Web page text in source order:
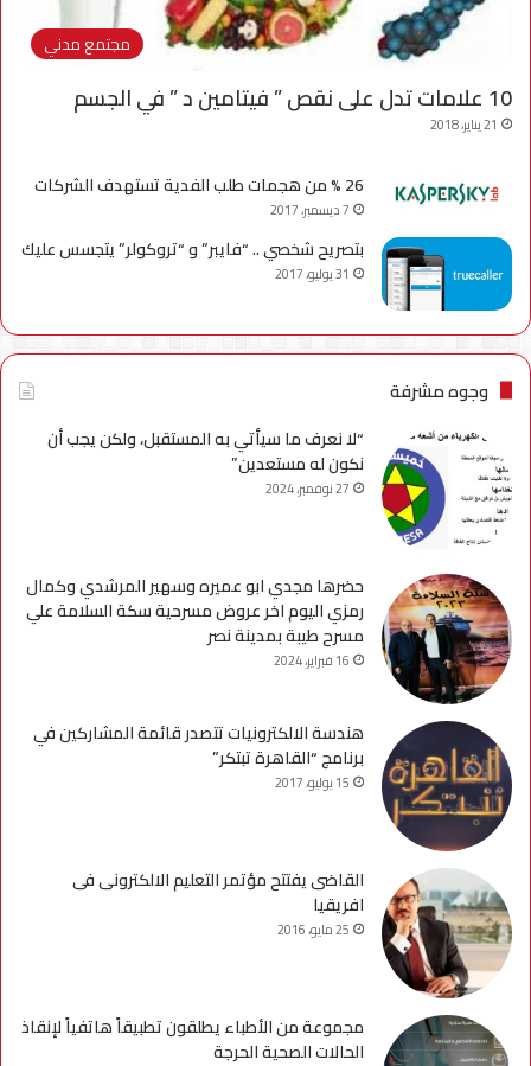
مجتمع مدني
10 علامات تدل على نقص ” فيتامين د ” في الجسم
21 يناير، 2018
26 % من هجمات طلب الفدية تستهدف الشركات
7 ديسمبر، 2017
بتصريح شخصي .. “فايبر” و “تروكولر” يتجسس عليك
31 يوليو، 2017
وجوه مشرفة
“لا نعرف ما سيأتي به المستقبل، ولكن يجب أن
نكون له مستعدين”
27 نوفمبر، 2024
حضرها مجدي ابو عميره وسهير المرشدي وكمال
رمزي اليوم اخر عروض مسرحية سكة السلامة علي
مسرح طيبة بمدينة نصر
16 فبراير، 2024
هندسة الالكترونيات تتصدر قائمة المشاركين في
برنامج “القاهرة تبتكر”
15 يوليو، 2017
القاضى يفتتح مؤتمر التعليم الالكترونى فى
افريقيا
25 مايو، 2016
مجموعة من الأطباء يطلقون تطبيقاً هاتفياً لإنقاذ
الحالات الصحية الحرجة